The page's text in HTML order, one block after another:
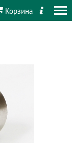
Корзина